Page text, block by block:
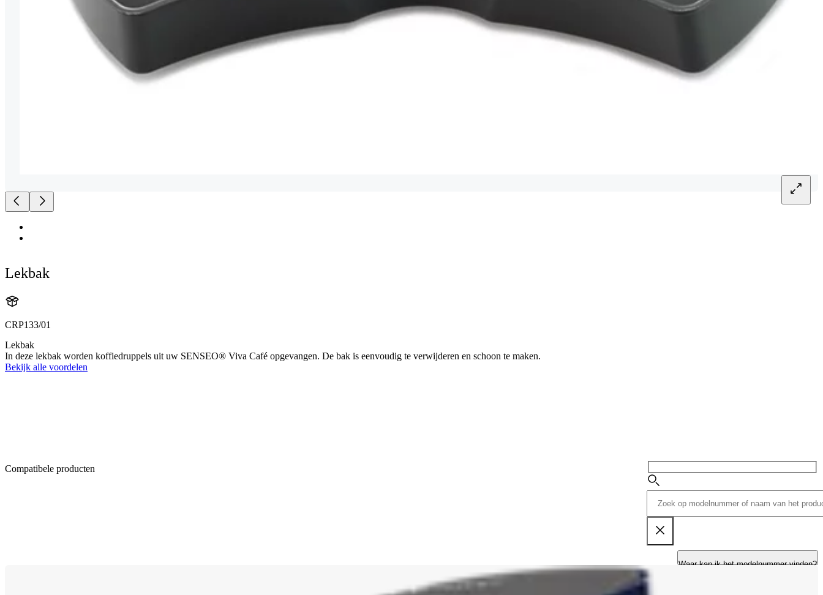
Lekbak
CRP133/01
Lekbak
In deze lekbak worden koffiedruppels uit uw SENSEO® Viva Café opgevangen. De bak is eenvoudig te verwijderen en schoon te maken.
Bekijk alle voordelen
Compatibele producten
Waar kan ik het modelnummer vinden?